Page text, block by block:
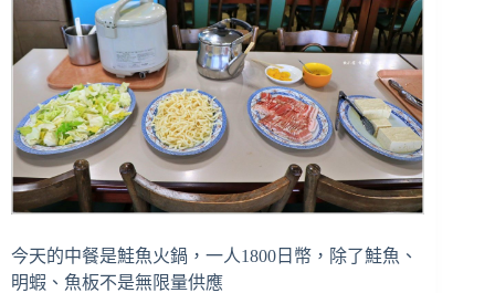
今天的中餐是鮭魚火鍋，一人1800日幣，除了鮭魚、
明蝦、魚板不是無限量供應